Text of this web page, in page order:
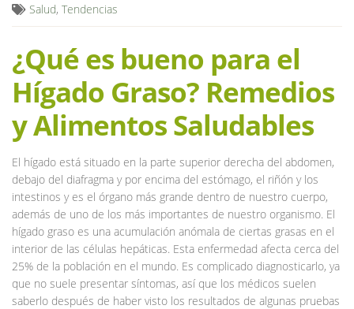
Salud, Tendencias
¿Qué es bueno para el
Hígado Graso? Remedios
y Alimentos Saludables
El hígado está situado en la parte superior derecha del abdomen,
debajo del diafragma y por encima del estómago, el riñón y los
intestinos y es el órgano más grande dentro de nuestro cuerpo,
además de uno de los más importantes de nuestro organismo. El
hígado graso es una acumulación anómala de ciertas grasas en el
interior de las células hepáticas. Esta enfermedad afecta cerca del
25% de la población en el mundo. Es complicado diagnosticarlo, ya
que no suele presentar síntomas, así que los médicos suelen
saberlo después de haber visto los resultados de algunas pruebas